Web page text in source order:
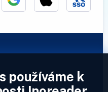
používáme k